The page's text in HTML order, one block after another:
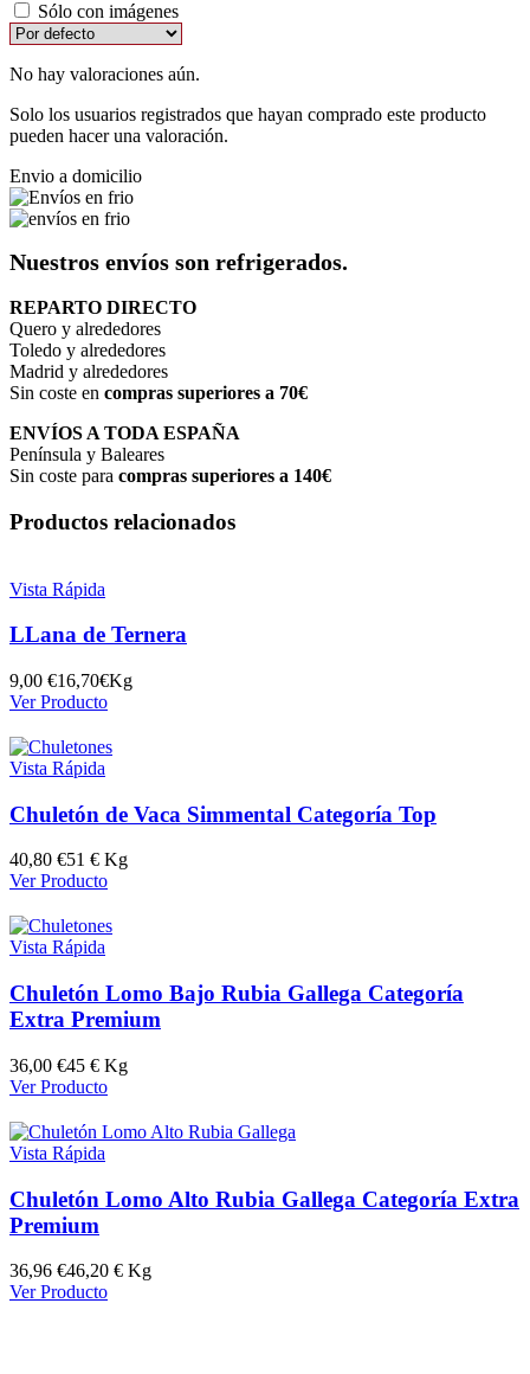
Sólo con imágenes
No hay valoraciones aún.
Solo los usuarios registrados que hayan comprado este producto
pueden hacer una valoración.
Envio a domicilio
Nuestros envíos son refrigerados.
REPARTO DIRECTO
Quero y alrededores
Toledo y alrededores
Madrid y alrededores
Sin coste en compras superiores a 70€
ENVÍOS A TODA ESPAÑA
Península y Baleares
Sin coste para compras superiores a 140€
Productos relacionados
Vista Rápida
LLana de Ternera
9,00 €16,70€Kg
Ver Producto
Vista Rápida
Chuletón de Vaca Simmental Categoría Top
40,80 €51 € Kg
Ver Producto
Vista Rápida
Chuletón Lomo Bajo Rubia Gallega Categoría
Extra Premium
36,00 €45 € Kg
Ver Producto
Vista Rápida
Chuletón Lomo Alto Rubia Gallega Categoría Extra
Premium
36,96 €46,20 € Kg
Ver Producto